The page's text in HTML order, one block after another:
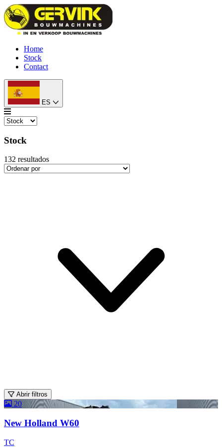
Home
Stock
Contact
ES
Stock
132 resultados
Abrir filtros
20
New Holland W60
TC